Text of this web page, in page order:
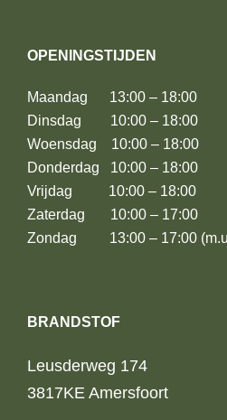
OPENINGSTIJDEN
Maandag 13:00 – 18:00
Dinsdag 10:00 – 18:00
Woensdag 10:00 – 18:00
Donderdag 10:00 – 18:00
Vrijdag 10:00 – 18:00
Zaterdag 10:00 – 17:00
Zondag 13:00 – 17:00
BRANDSTOF
Leusderweg 174
3817KE Amersfoort